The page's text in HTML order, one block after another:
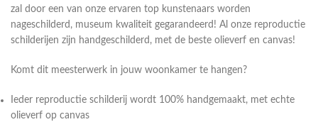
zal door een van onze ervaren top kunstenaars worden
nageschilderd, museum kwaliteit gegarandeerd! Al onze reproductie
schilderijen zijn handgeschilderd, met de beste olieverf en canvas!
Komt dit meesterwerk in jouw woonkamer te hangen?
Ieder reproductie schilderij wordt 100% handgemaakt, met echte
olieverf op canvas